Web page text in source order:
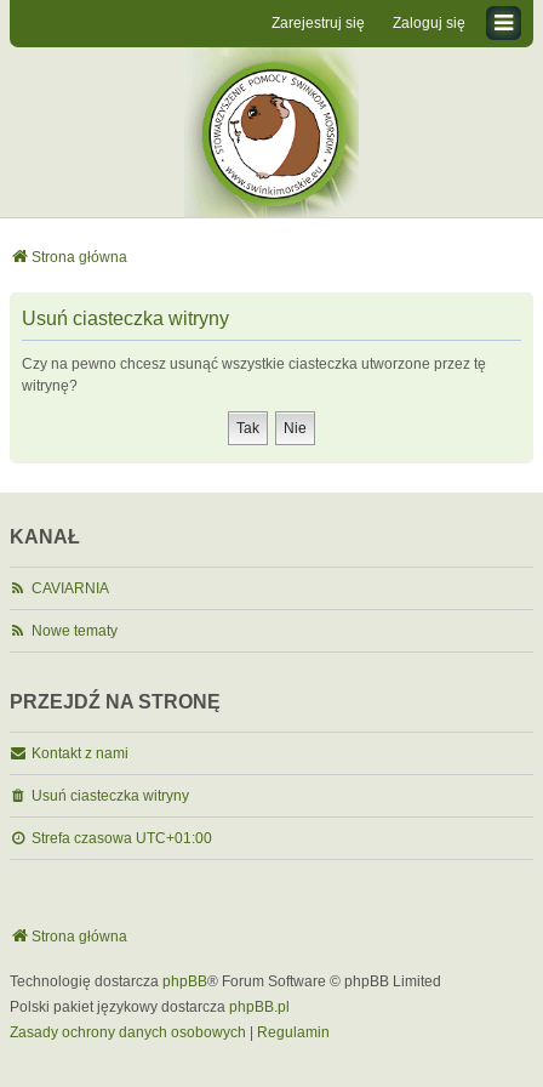
Zaloguj się
Zarejestruj się
Strona główna
Usuń ciasteczka witryny
Czy na pewno chcesz usunąć wszystkie ciasteczka utworzone przez tę
witrynę?
KANAŁ
CAVIARNIA
Nowe tematy
PRZEJDŹ NA STRONĘ
Kontakt z nami
Usuń ciasteczka witryny
Strefa czasowa UTC+01:00
Strona główna
Technologię dostarcza phpBB® Forum Software © phpBB Limited
Polski pakiet językowy dostarcza phpBB.pl
Zasady ochrony danych osobowych
Regulamin